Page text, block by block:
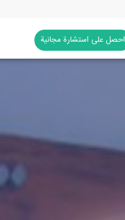
احصل على استشارة مجانية